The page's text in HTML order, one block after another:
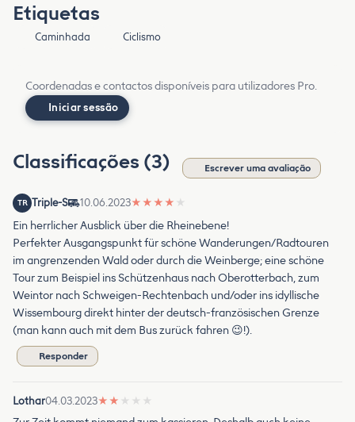
Etiquetas
Caminhada Ciclismo
Coordenadas e contactos disponíveis para utilizadores Pro.
Iniciar sessão
Classificações (3) Escrever uma avaliação
TR Triple-S 10.06.2023★ ★ ★ ★ ★
Ein herrlicher Ausblick über die Rheinebene!
Perfekter Ausgangspunkt für schöne Wanderungen/Radtouren
im angrenzenden Wald oder durch die Weinberge; eine schöne
Tour zum Beispiel ins Schützenhaus nach Oberotterbach, zum
Weintor nach Schweigen-Rechtenbach und/oder ins idyllische
Wissembourg direkt hinter der deutsch-französischen Grenze
(man kann auch mit dem Bus zurück fahren 😉!).
Responder
Lothar04.03.2023★ ★ ★ ★ ★